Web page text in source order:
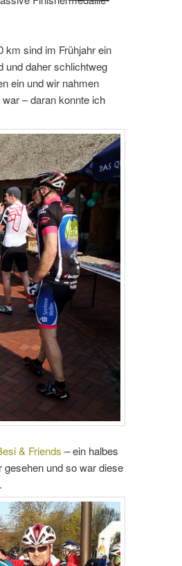
km sind im Frühjahr ein
und daher schlichtweg
ein und wir nahmen
– daran konnte ich
& Friends – ein halbes
gesehen und so war diese